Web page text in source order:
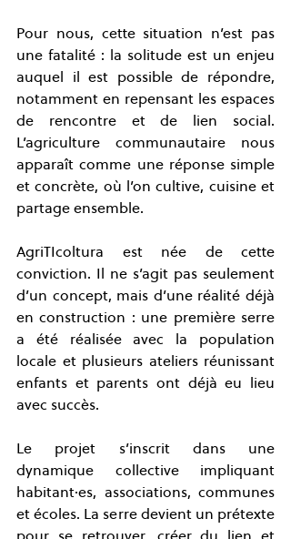
Pour nous, cette situation n’est pas
une fatalité : la solitude est un enjeu
auquel il est possible de répondre,
notamment en repensant les espaces
de rencontre et de lien social.
L’agriculture communautaire nous
apparaît comme une réponse simple
et concrète, où l’on cultive, cuisine et
partage ensemble.
AgriTIcoltura est née de cette
conviction. Il ne s’agit pas seulement
d’un concept, mais d’une réalité déjà
en construction : une première serre
a été réalisée avec la population
locale et plusieurs ateliers réunissant
enfants et parents ont déjà eu lieu
avec succès.
Le projet s’inscrit dans une
dynamique collective impliquant
habitant·es, associations, communes
et écoles. La serre devient un prétexte